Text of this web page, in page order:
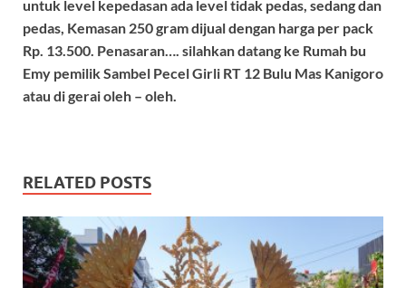
untuk level kepedasan ada level tidak pedas, sedang dan
pedas, Kemasan 250 gram dijual dengan harga per pack
Rp. 13.500. Penasaran…. silahkan datang ke Rumah bu
Emy pemilik Sambel Pecel Girli RT 12 Bulu Mas Kanigoro
atau di gerai oleh – oleh.
RELATED POSTS